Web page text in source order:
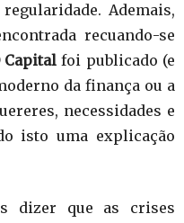
Ademais,
recuando-se
Capitalfoi publicado (e
da finança ou a
necessidades e
isto uma explicação
dizer que as crises